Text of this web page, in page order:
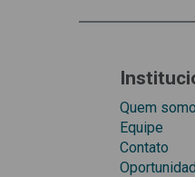
Quem
Equipe
Contato